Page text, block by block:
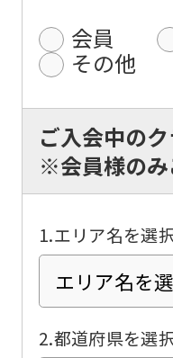
会員
その他
ご入会中の
※会員様のみ
1.エリア名を選
2.都道府県を選